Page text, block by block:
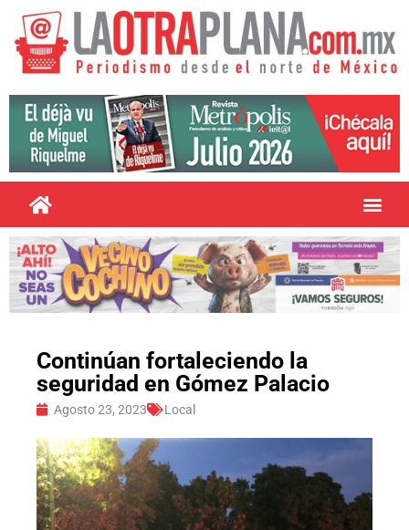
Continúan fortaleciendo la
seguridad en Gómez Palacio
Agosto 23, 2023 Local